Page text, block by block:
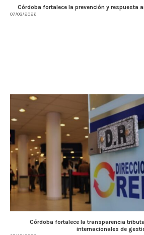
Córdoba fortalece la prevención y respuesta
07/08/2026
Córdoba fortalece la transparencia
internacionales de